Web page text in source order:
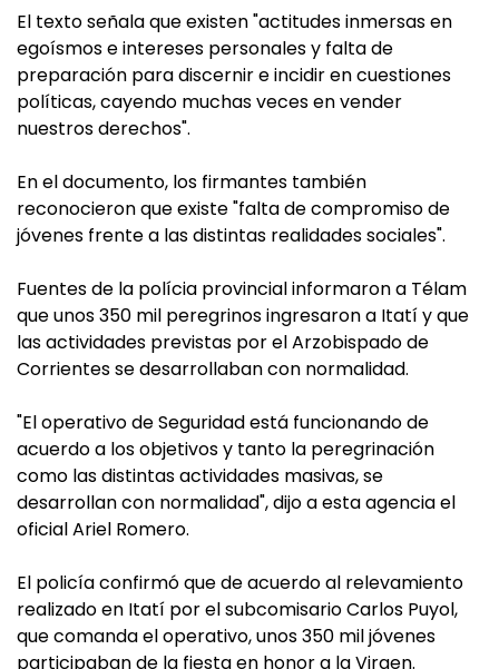
El texto señala que existen "actitudes inmersas en
egoísmos e intereses personales y falta de
preparación para discernir e incidir en cuestiones
políticas, cayendo muchas veces en vender
nuestros derechos".
En el documento, los firmantes también
reconocieron que existe "falta de compromiso de
jóvenes frente a las distintas realidades sociales".
Fuentes de la polícia provincial informaron a Télam
que unos 350 mil peregrinos ingresaron a Itatí y que
las actividades previstas por el Arzobispado de
Corrientes se desarrollaban con normalidad.
"El operativo de Seguridad está funcionando de
acuerdo a los objetivos y tanto la peregrinación
como las distintas actividades masivas, se
desarrollan con normalidad", dijo a esta agencia el
oficial Ariel Romero.
El policía confirmó que de acuerdo al relevamiento
realizado en Itatí por el subcomisario Carlos Puyol,
que comanda el operativo, unos 350 mil jóvenes
participaban de la fiesta en honor a la Virgen.